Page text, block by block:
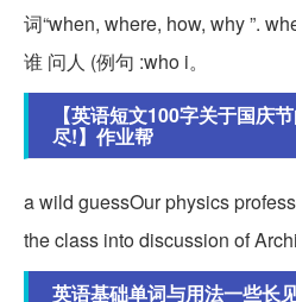
词“when, where, how, why ”.
谁 问人 (例句 :who i。
【英语短文100字关于国庆
尽!】作业帮
a wild guessOur physics
the class into discussion of
英语基础单词与用法一些长